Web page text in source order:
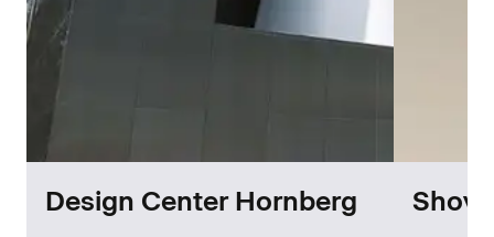
Design Center Hornberg